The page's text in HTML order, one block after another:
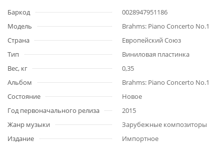
Баркод
0028947951186
Модель
Brahms: Piano Concerto No.1
Страна
Европейский Союз
Тип
Виниловая пластинка
Вес, кг
0,35
Альбом
Brahms: Piano Concerto No.1
Состояние
Новое
Год первоначального релиза
2015
Жанр музыки
Зарубежные композиторы
Издание
Импортное